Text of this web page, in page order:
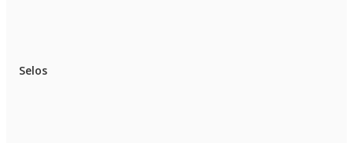
Selos